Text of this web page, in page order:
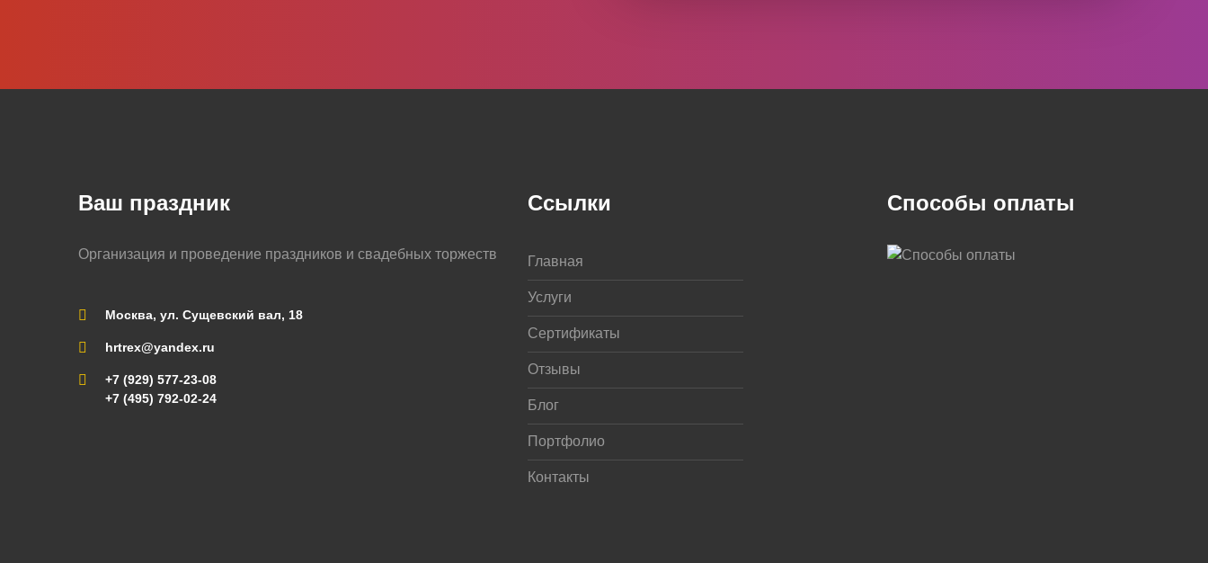
Ваш праздник
Организация и проведение праздников и свадебных торжеств
Москва, ул. Сущевский вал, 18
hrtrex@yandex.ru
+7 (929) 577-23-08
+7 (495) 792-02-24
Ссылки
Главная
Услуги
Сертификаты
Отзывы
Блог
Портфолио
Контакты
Способы оплаты